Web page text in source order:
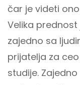
čar je videti
Velika
zajedno sa
prijatelja za
studije.